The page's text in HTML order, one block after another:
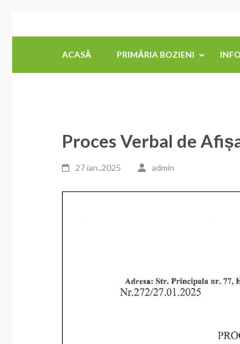
la
Primăria Comunei
ACASĂ PRIMĂRIA BOZIENI
Proces Verbal de
27 ian.,2025 admin